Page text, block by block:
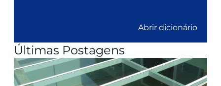
Abrir dicionário
Últimas Postagens